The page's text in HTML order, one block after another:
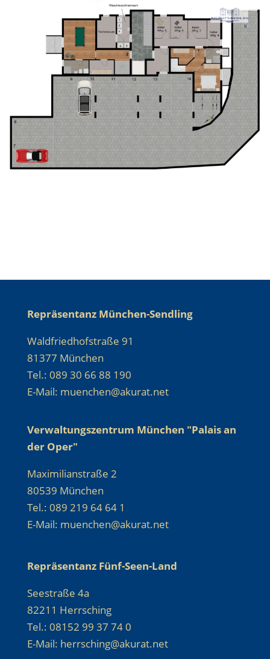
Repräsentanz München-Sendling
Waldfriedhofstraße 91
81377 München
Tel.: 089 30 66 88 190
E-Mail: muenchen@akurat.net
Verwaltungszentrum München "Palais an
der Oper"
Maximilianstraße 2
80539 München
Tel.: 089 219 64 64 1
E-Mail: muenchen@akurat.net
Repräsentanz Fünf-Seen-Land
Seestraße 4a
82211 Herrsching
Tel.: 08152 99 37 74 0
E-Mail: herrsching@akurat.net